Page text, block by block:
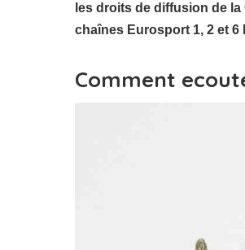
les droits de diffusion de
chaînes Eurosport 1, 2 et 6
Comment